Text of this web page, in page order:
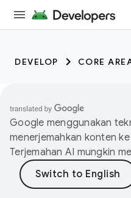
DEVELOP CORE
Google menggunakan
menerjemahkan konten
Terjemahan AI mungkin